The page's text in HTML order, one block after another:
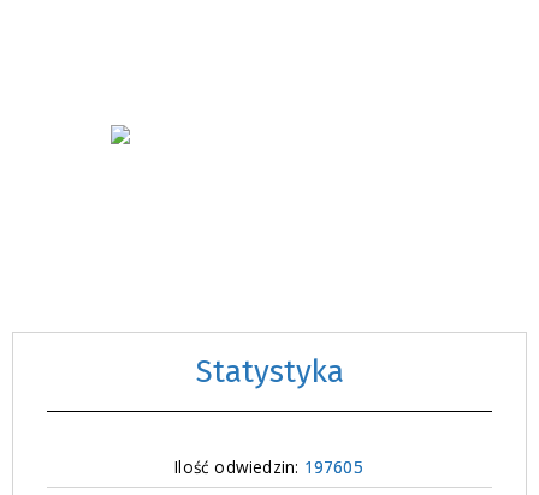
Statystyka
Ilość odwiedzin: 197605